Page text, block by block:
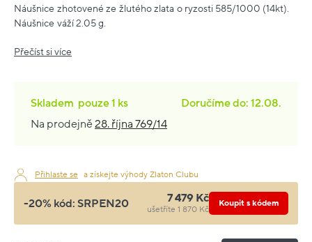
Náušnice zhotovené ze žlutého zlata o ryzosti 585/1000 (14kt).
Náušnice váží 2.05 g.
Přečíst si více
Skladem pouze1 ks
Doručíme do: 12.08.
Na prodejně28. října 769/14
Přihlaste se a získejte výhody Zlaton Clubu
-20% kód: SRPEN20 7 479 Kč
ušetříte 1 870 Kč
Koupit s kódem